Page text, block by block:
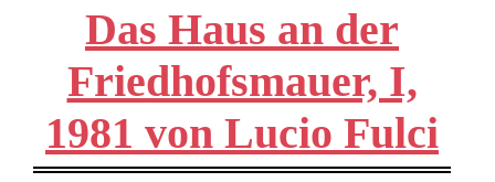
Das Haus an der
Friedhofsmauer, I,
1981 von Lucio Fulci